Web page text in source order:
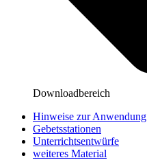
Downloadbereich
Hinweise zur Anwendung
Gebetsstationen
Unterrichtsentwürfe
weiteres Material